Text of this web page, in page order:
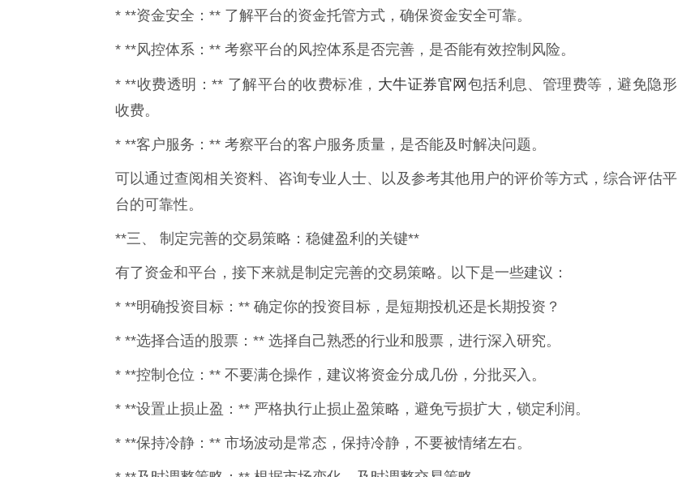
* **资金安全：** 了解平台的资金托管方式，确保资金安全可靠。
* **风控体系：** 考察平台的风控体系是否完善，是否能有效控制风险。
* **收费透明：** 了解平台的收费标准， 大牛证券官网包括利息、管理费等，避免隐形
收费。
* **客户服务：** 考察平台的客户服务质量，是否能及时解决问题。
可以通过查阅相关资料、咨询专业人士、以及参考其他用户的评价等方式，综合评估平
台的可靠性。
**三、 制定完善的交易策略：稳健盈利的关键**
有了资金和平台，接下来就是制定完善的交易策略。以下是一些建议：
* **明确投资目标：** 确定你的投资目标，是短期投机还是长期投资？
* **选择合适的股票：** 选择自己熟悉的行业和股票，进行深入研究。
* **控制仓位：** 不要满仓操作，建议将资金分成几份，分批买入。
* **设置止损止盈：** 严格执行止损止盈策略，避免亏损扩大，锁定利润。
* **保持冷静：** 市场波动是常态，保持冷静，不要被情绪左右。